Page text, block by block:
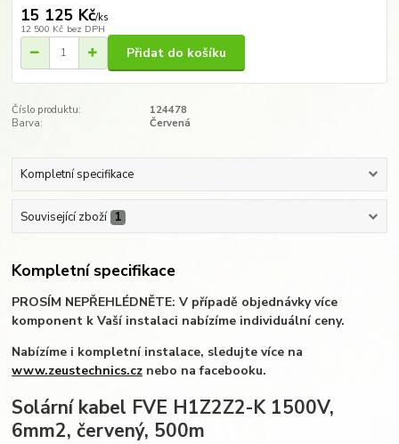
15 125 Kč/ks
12 500 Kč bez DPH
Přidat do košíku
Číslo produktu:
124478
Barva:
Červená
Kompletní specifikace
Související zboží 1
Kompletní specifikace
PROSÍM NEPŘEHLÉDNĚTE: V případě objednávky více
komponent k Vaší instalaci nabízíme individuální ceny.
Nabízíme i kompletní instalace, sledujte více na
www.zeustechnics.cz nebo na facebooku.
Solární kabel FVE H1Z2Z2-K 1500V,
6mm2, červený, 500m